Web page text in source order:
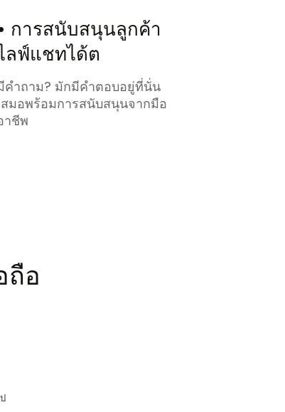
การสนับสนุนลูกค้า
ลฟ์แชทได้ต
คำถาม? มักมีคำตอบอยู่ที่นั่น
สมอพร้อมการสนับสนุนจากมือ
าชีพ
ถือ